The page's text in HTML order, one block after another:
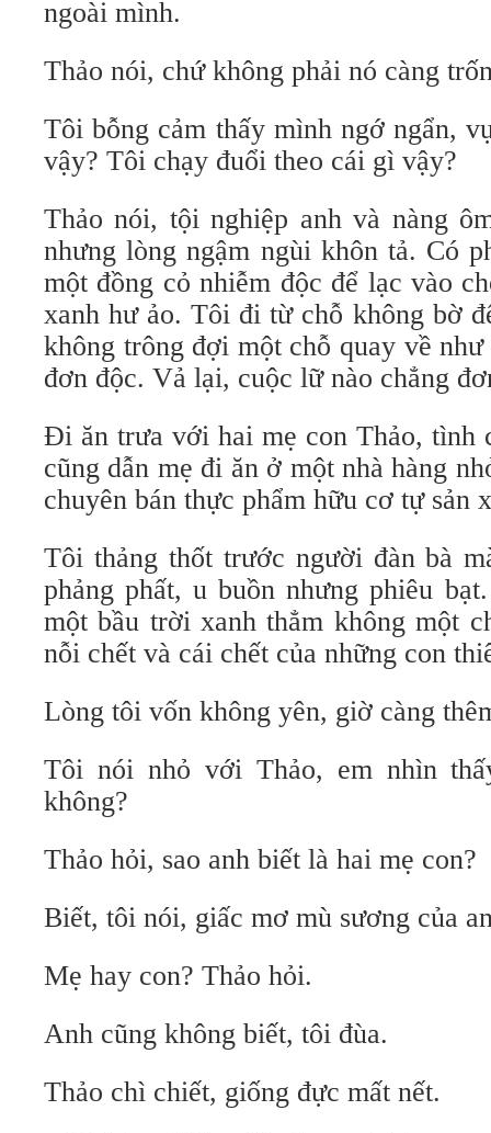
ngoài mình.
Thảo nói, chứ không phải nó càng
Tôi bỗng cảm thấy mình ngớ ngẩn,
vậy? Tôi chạy đuổi theo cái gì vậy?
Thảo nói, tội nghiệp anh và nàng
nhưng lòng ngậm ngùi khôn tả. Có
một đồng cỏ nhiễm độc để lạc vào
xanh hư ảo. Tôi đi từ chỗ không bờ
không trông đợi một chỗ quay về
đơn độc. Vả lại, cuộc lữ nào chẳng
Đi ăn trưa với hai mẹ con Thảo, tình
cũng dẫn mẹ đi ăn ở một nhà hàng
chuyên bán thực phẩm hữu cơ tự sản
Tôi thảng thốt trước người đàn bà
phảng phất, u buồn nhưng phiêu
một bầu trời xanh thẳm không một
nỗi chết và cái chết của những con
Lòng tôi vốn không yên, giờ càng
Tôi nói nhỏ với Thảo, em nhìn
không?
Thảo hỏi, sao anh biết là hai mẹ con?
Biết, tôi nói, giấc mơ mù sương của
Mẹ hay con? Thảo hỏi.
Anh cũng không biết, tôi đùa.
Thảo chì chiết, giống đực mất nết.